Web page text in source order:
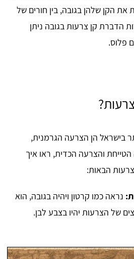
את הקן שלהן בגובה, בין חורים של
הדברת קן צרעות בגובה ניתן
פלוס.
בישראל הן הצרעה הגרמנית,
והצרעה הכדית, ראו איך
הבאות:
נראה כמו קרטון ויהיה בגובה, הוא
של הצרעות יהיו בצבע לבן.